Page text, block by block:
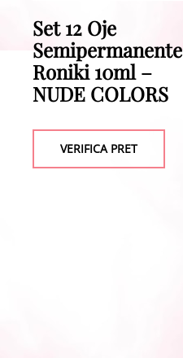
Set 12 Oje
Semipermanente
Roniki 10ml –
NUDE COLORS
VERIFICA PRET